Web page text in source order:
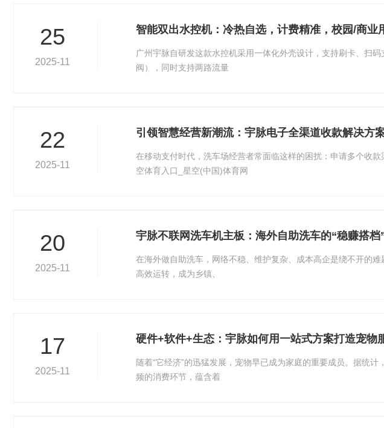
25
2025-11
智能双出水控机：冷热自选，计费精准，校园/商业
广州宇脉自研发这款水控机采用一体化外壳设计，支持刷卡、扫
阀），同时支持两路流量
22
2025-11
引领智慧经营新潮流：宇脉电子全渠道收款解决方
在移动支付时代，洗车场经营者常面临这样的困扰：申请多个收
空体育入口_星空(中国)体育网
20
2025-11
宇脉不联网洗车机主板：海外自助洗车的“稳赚搭档
在海外做自助洗车，网络不稳、维护复杂、成本高企是绕不开的
高效运转，成为乡镇、
17
2025-11
硬件+软件+生态：宇脉如何用一站式方案打造宠物
随着“它经济”的迅猛发展，宠物早已成为家庭的重要成员。据统
频的消费环节，蕴含着